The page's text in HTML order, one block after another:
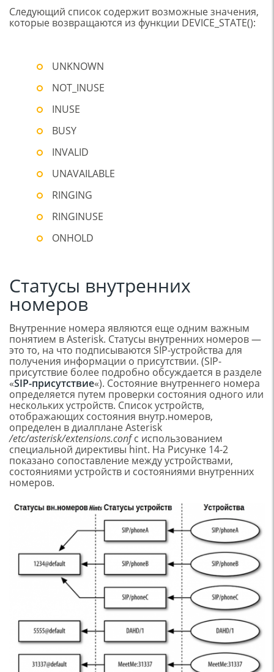
Следующий список содержит возможные значения,
которые возвращаются из функции DEVICE_STATE():
UNKNOWN
NOT_INUSE
INUSE
BUSY
INVALID
UNAVAILABLE
RINGING
RINGINUSE
ONHOLD
Статусы внутренних
номеров
Внутренние номера являются еще одним важным
понятием в Asterisk. Статусы внутренних номеров —
это то, на что подписываются SIP-устройства для
получения информации о присутствии. (SIP-
присутствие более подробно обсуждается в разделе
«SIP-присутствие«). Состояние внутреннего номера
определяется путем проверки состояния одного или
нескольких устройств. Список устройств,
отображающих состояния внутр.номеров,
определен в диалплане Asterisk
/etc/asterisk/extensions.confс использованием
специальной директивы hint. На Рисунке 14-2
показано сопоставление между устройствами,
состояниями устройств и состояниями внутренних
номеров.